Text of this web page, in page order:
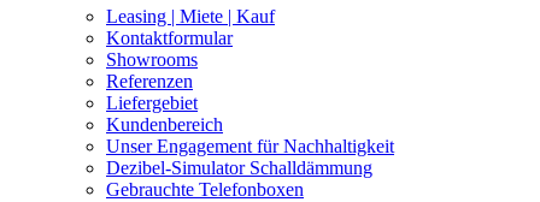
Leasing | Miete | Kauf
Kontaktformular
Showrooms
Referenzen
Liefergebiet
Kundenbereich
Unser Engagement für Nachhaltigkeit
Dezibel-Simulator Schalldämmung
Gebrauchte Telefonboxen